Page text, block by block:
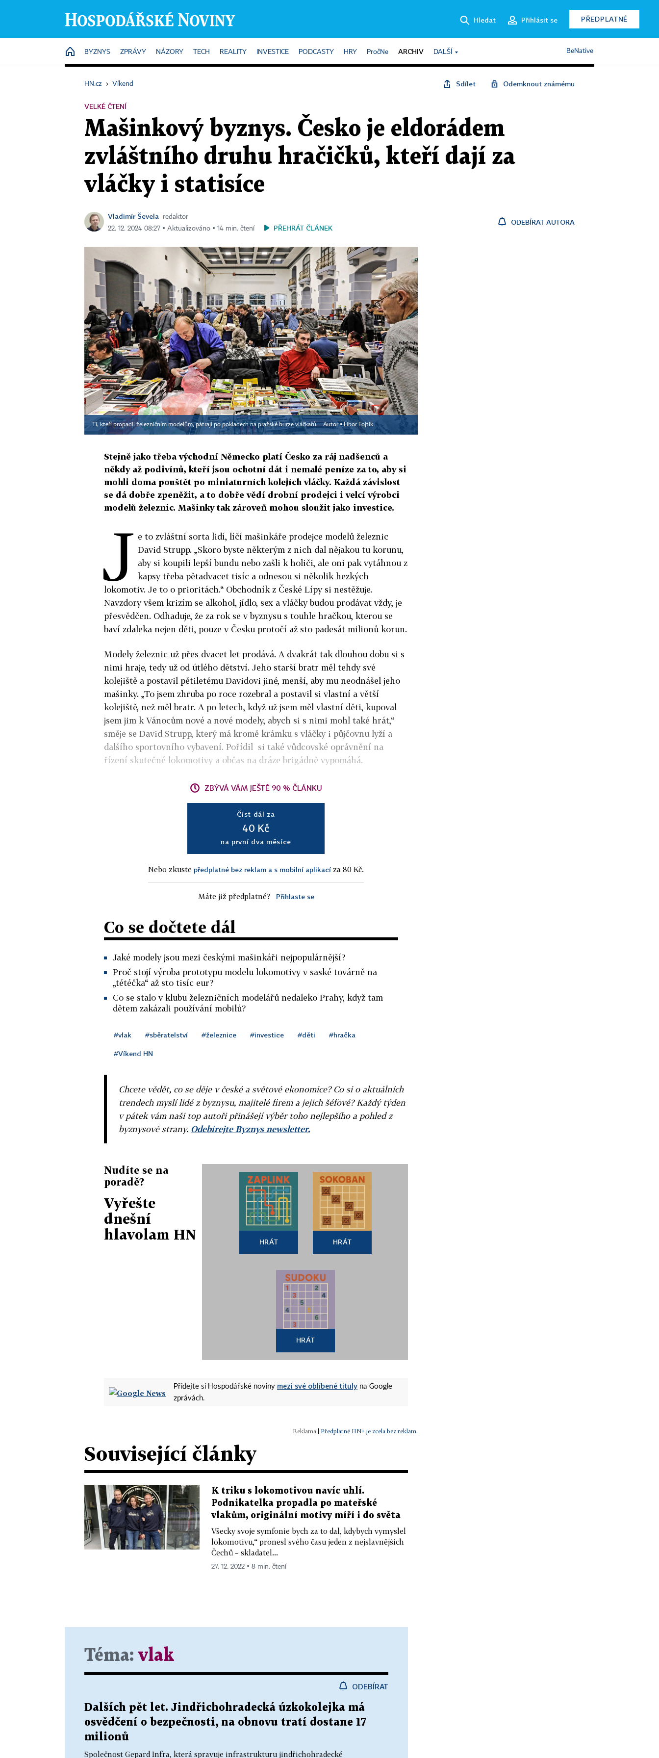
Hledat Přihlásit se PŘEDPLATNÉ
HOME
BYZNYS ZPRÁVY NÁZORY TECH REALITY INVESTICE PODCASTY HRY PročNe ARCHIV DALŠÍ BeNative
HN.cz › Víkend Sdílet Odemknout známému
VELKÉ ČTENÍ
Mašinkový byznys. Česko je eldorádem
zvláštního druhu hračičků, kteří dají za
vláčky i statisíce
Vladimír Ševela
redaktor
22. 12. 2024 08:27 ▪ Aktualizováno ▪ 14 min. čtení
PŘEHRÁT ČLÁNEK
ODEBÍRAT AUTORA
Ti, kteří propadli železničním modelům, pátrají po pokladech na pražské burze vláčkařů. Autor ▪Libor Fojtík
Stejně jako třeba východní Německo platí Česko za ráj nadšenců a
někdy až podivínů, kteří jsou ochotní dát i nemalé peníze za to, aby si
mohli doma pouštět po miniaturních kolejích vláčky. Každá závislost
se dá dobře zpeněžit, a to dobře vědí drobní prodejci i velcí výrobci
modelů železnic. Mašinky tak zároveň mohou sloužit jako investice.
J e to zvláštní sorta lidí, líčí mašinkáře prodejce modelů železnic
David Strupp. „Skoro byste některým z nich dal nějakou tu korunu,
aby si koupili lepší bundu nebo zašli k holiči, ale oni pak vytáhnou z
kapsy třeba pětadvacet tisíc a odnesou si několik hezkých
lokomotiv. Je to o prioritách.“ Obchodník z České Lípy si nestěžuje.
Navzdory všem krizím se alkohol, jídlo, sex a vláčky budou prodávat vždy, je
přesvědčen. Odhaduje, že za rok se v byznysu s touhle hračkou, kterou se
baví zdaleka nejen děti, pouze v Česku protočí až sto padesát milionů korun.
Modely železnic už přes dvacet let prodává. A dvakrát tak dlouhou dobu si s
nimi hraje, tedy už od útlého dětství. Jeho starší bratr měl tehdy své
kolejiště a postavil pětiletému Davidovi jiné, menší, aby mu neodnášel jeho
mašinky. „To jsem zhruba po roce rozebral a postavil si vlastní a větší
kolejiště, než měl bratr. A po letech, když už jsem měl vlastní děti, kupoval
jsem jim k Vánocům nové a nové modely, abych si s nimi mohl také hrát,“
směje se David Strupp, který má kromě krámku s vláčky i půjčovnu lyží a
dalšího sportovního vybavení. Pořídil si také vůdcovské oprávnění na
řízení skutečné lokomotivy a občas na dráze brigádně vypomáhá.
ZBÝVÁ VÁM JEŠTĚ 90 % ČLÁNKU
Číst dál za
40 Kč
na první dva měsíce
Nebo zkuste předplatné bez reklam a s mobilní aplikací za 80 Kč.
Máte již předplatné? Přihlaste se
Co se dočtete dál
Jaké modely jsou mezi českými mašinkáři nejpopulárnější?
Proč stojí výroba prototypu modelu lokomotivy v saské továrně na
„tétéčka“ až sto tisíc eur?
Co se stalo v klubu železničních modelářů nedaleko Prahy, když tam
dětem zakázali používání mobilů?
#vlak #sběratelství #železnice #investice #děti #hračka
#Víkend HN
Chcete vědět, co se děje v české a světové ekonomice? Co si o aktuálních
trendech myslí lidé z byznysu, majitelé firem a jejich šéfové? Každý týden
v pátek vám naši top autoři přinášejí výběr toho nejlepšího a pohled z
byznysové strany. Odebírejte Byznys newsletter.
Nudíte se na
poradě?
Vyřešte
dnešní
hlavolam HN
HRÁT HRÁT
HRÁT
Přidejte si Hospodářské noviny mezi své oblíbené tituly na Google
zprávách.
| Předplatné HN+ je zcela bez reklam.
Související články
K triku s lokomotivou navíc uhlí.
Podnikatelka propadla po mateřské
vlakům, originální motivy míří i do světa
Všecky svoje symfonie bych za to dal, kdybych vymyslel
lokomotivu,“ pronesl svého času jeden z nejslavnějších
Čechů – skladatel...
27. 12. 2022 ▪ 8 min. čtení
Téma: vlak
ODEBÍRAT
Dalších pět let. Jindřichohradecká úzkokolejka má
osvědčení o bezpečnosti, na obnovu tratí dostane 17
milionů
Společnost Gepard Infra, která spravuje infrastrukturu jindřichohradecké